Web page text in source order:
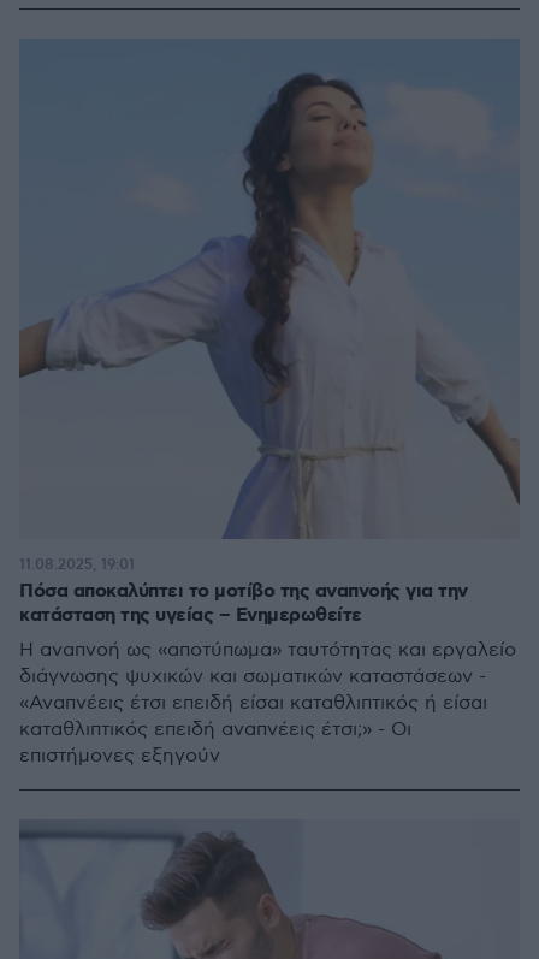
Πόσα αποκαλύπτει το μοτίβο της αναπνοής για την
κατάσταση της υγείας – Ενημερωθείτε
Η αναπνοή ως «αποτύπωμα» ταυτότητας και εργαλείο
διάγνωσης ψυχικών και σωματικών καταστάσεων -
«Αναπνέεις έτσι επειδή είσαι καταθλιπτικός ή είσαι
καταθλιπτικός επειδή αναπνέεις έτσι;» - Οι
επιστήμονες εξηγούν
11.08.2025, 19:01